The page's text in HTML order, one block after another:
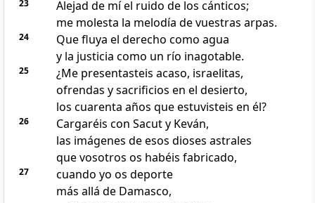
23
Alejad de mí el ruido de los cánticos;
me molesta la melodía de vuestras arpas.
24
Que fluya el derecho como agua
y la justicia como un río inagotable.
25
¿Me presentasteis acaso, israelitas,
ofrendas y sacrificios en el desierto,
los cuarenta años que estuvisteis en él?
26
Cargaréis con Sacut y Keván,
las imágenes de esos dioses astrales
que vosotros os habéis fabricado,
27
cuando yo os deporte
más allá de Damasco,